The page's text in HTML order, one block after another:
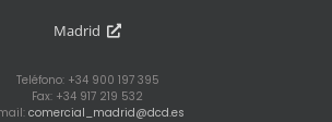
Madrid
Teléfono: +34 900 197 395
Fax: +34 917 219 532
comercial_madrid@dcd.es